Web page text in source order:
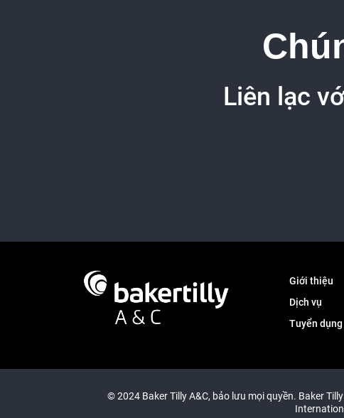
Liên lạc
Giới thiệu
Dịch vụ
Tuyển dụng
© 2024 Baker Tilly A&C, bảo lưu mọi quyền. Baker